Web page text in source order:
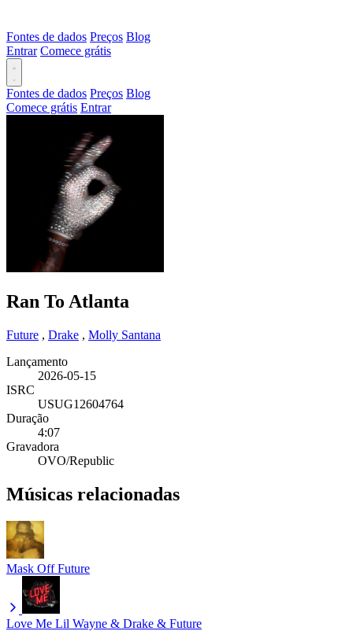
Fontes de dados Preços Blog
Entrar Comece grátis
Fontes de dados Preços Blog
Comece grátis Entrar
Ran To Atlanta
Future , Drake , Molly Santana
Lançamento
2026-05-15
ISRC
USUG12604764
Duração
4:07
Gravadora
OVO/Republic
Músicas relacionadas
Mask Off Future
Love Me Lil Wayne & Drake & Future